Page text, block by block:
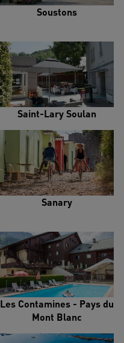
Soustons
Saint-Lary Soulan
Sanary
Les Contamines - Pays du
Mont Blanc